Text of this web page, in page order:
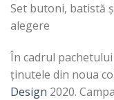
Set butoni, batistă
alegere
În cadrul
ținutele din noua
Design 2020.